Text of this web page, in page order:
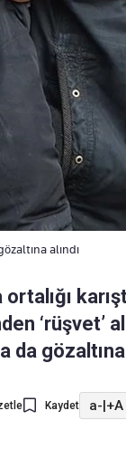
alındı
‘rüşvet’
da gözaltına
Kaydet a-|+A